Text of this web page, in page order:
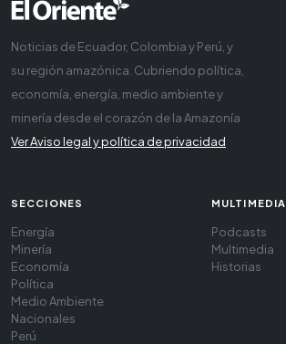
Noticias de Ecuador, Colombia y Perú, y
su región amazónica. Cubriendo política,
economía, energía, medio ambiente y
minería desde el corazón de la Amazonía
Ver Aviso legal y política de privacidad
SECCIONES
Energía
Minería
Economía
Política
Medio Ambiente
Nacionales
Perú
MULTIMEDIA
Podcasts
Multimedia
Historias